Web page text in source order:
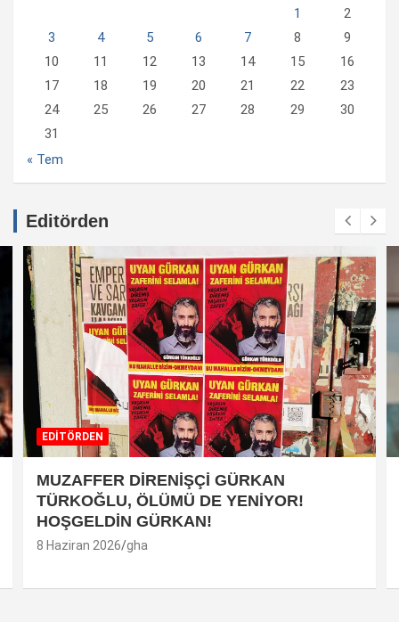
1
2
3
4 5 6 7 8
9
10
11 12 13 14 15
16
17
18 19 20 21 22
23
24
25 26 27 28 29
30
31
« Tem
Editörden
EDİTÖRDEN
MUZAFFER DİRENİŞÇİ GÜRKAN
TÜRKOĞLU, ÖLÜMÜ DE YENİYOR!
HOŞGELDİN GÜRKAN!
8 Haziran 2026 gha